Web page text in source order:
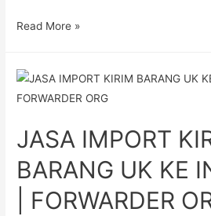
Read More »
JASA IMPORT
BARANG UK KE
| FORWARDER